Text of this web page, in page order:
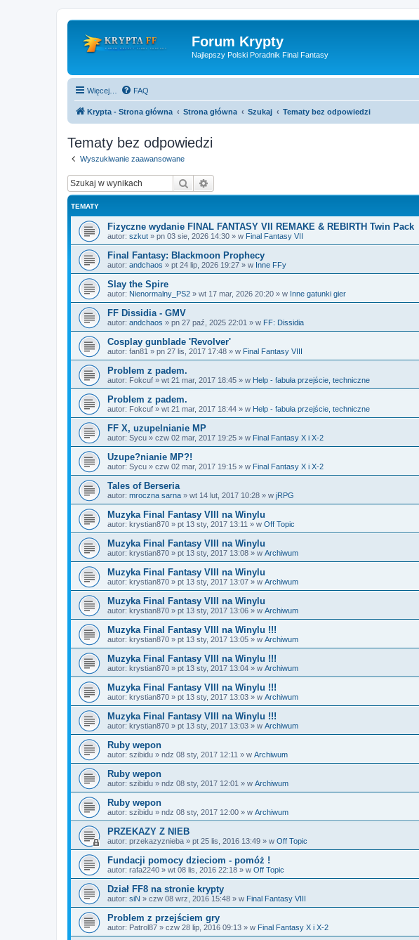
Forum Krypty
Najlepszy Polski Poradnik Final Fantasy
Więcej… FAQ
Krypta - Strona główna Strona główna Szukaj Tematy bez odpowiedzi
Tematy bez odpowiedzi
Wyszukiwanie zaawansowane
Szukaj
TEMATY
Fizyczne wydanie FINAL FANTASY VII REMAKE & REBIRTH Twin Pack
autor: szkut » pn 03 sie, 2026 14:30 » w Final Fantasy VII
Final Fantasy: Blackmoon Prophecy
autor: andchaos » pt 24 lip, 2026 19:27 » w Inne FFy
Slay the Spire
autor: Nienormalny_PS2 » wt 17 mar, 2026 20:20 » w Inne gatunki gier
FF Dissidia - GMV
autor: andchaos » pn 27 paź, 2025 22:01 » w FF: Dissidia
Cosplay gunblade 'Revolver'
autor: fan81 » pn 27 lis, 2017 17:48 » w Final Fantasy VIII
Problem z padem.
autor: Fokcuf » wt 21 mar, 2017 18:45 » w Help - fabuła przejście, techniczne
Problem z padem.
autor: Fokcuf » wt 21 mar, 2017 18:44 » w Help - fabuła przejście, techniczne
FF X, uzupelnianie MP
autor: Sycu » czw 02 mar, 2017 19:25 » w Final Fantasy X i X-2
Uzupe?nianie MP?!
autor: Sycu » czw 02 mar, 2017 19:15 » w Final Fantasy X i X-2
Tales of Berseria
autor: mroczna sarna » wt 14 lut, 2017 10:28 » w jRPG
Muzyka Final Fantasy VIII na Winylu
autor: krystian870 » pt 13 sty, 2017 13:11 » w Off Topic
Muzyka Final Fantasy VIII na Winylu
autor: krystian870 » pt 13 sty, 2017 13:08 » w Archiwum
Muzyka Final Fantasy VIII na Winylu
autor: krystian870 » pt 13 sty, 2017 13:07 » w Archiwum
Muzyka Final Fantasy VIII na Winylu
autor: krystian870 » pt 13 sty, 2017 13:06 » w Archiwum
Muzyka Final Fantasy VIII na Winylu !!!
autor: krystian870 » pt 13 sty, 2017 13:05 » w Archiwum
Muzyka Final Fantasy VIII na Winylu !!!
autor: krystian870 » pt 13 sty, 2017 13:04 » w Archiwum
Muzyka Final Fantasy VIII na Winylu !!!
autor: krystian870 » pt 13 sty, 2017 13:03 » w Archiwum
Muzyka Final Fantasy VIII na Winylu !!!
autor: krystian870 » pt 13 sty, 2017 13:03 » w Archiwum
Ruby wepon
autor: szibidu » ndz 08 sty, 2017 12:11 » w Archiwum
Ruby wepon
autor: szibidu » ndz 08 sty, 2017 12:01 » w Archiwum
Ruby wepon
autor: szibidu » ndz 08 sty, 2017 12:00 » w Archiwum
PRZEKAZY Z NIEB
autor: przekazyznieba » pt 25 lis, 2016 13:49 » w Off Topic
Fundacji pomocy dzieciom - pomóż !
autor: rafa2240 » wt 08 lis, 2016 22:18 » w Off Topic
Dział FF8 na stronie krypty
autor: siN » czw 08 wrz, 2016 15:48 » w Final Fantasy VIII
Problem z przejściem gry
autor: Patrol87 » czw 28 lip, 2016 09:13 » w Final Fantasy X i X-2